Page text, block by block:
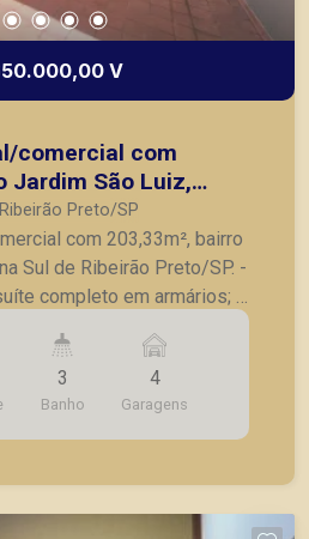
V
comercial com
Jardim São Luiz,
Preto/SP.
Preto/SP
com 203,33m², bairro
Sul de Ribeirão Preto/SP. -
completo em armários; -
para 2 ambientes; -
- Quarto de
serviço; - 4 vagas de
e segurança, em
3
Banho
4
Garagens